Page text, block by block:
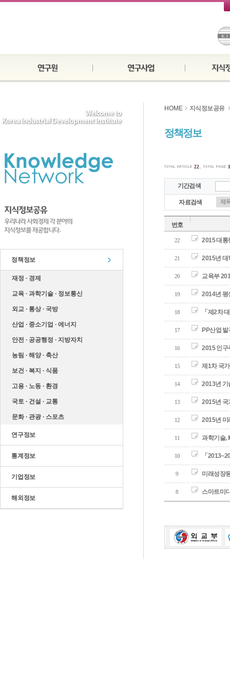
정책정보
재정 ∙ 경제
교육 ∙ 과학기술 ∙ 정보통신
외교 ∙ 통상 ∙ 국방
산업 ∙ 중소기업 ∙ 에너지
안전 ∙ 공공행정 ∙ 지방자치
농림 ∙ 해양 ∙ 축산
보건 ∙ 복지 ∙ 식품
고용 ∙ 노동 ∙ 환경
국토 ∙ 건설 ∙ 교통
문화 ∙ 관광 ∙ 스포츠
연구정보
통계정보
기업정보
해외정보
HOME 지식정보공유
정책정보
22.
기간검색
자료검색
번호
22 2015 대통
21 2015년 대
20 교육부
19 2014년 평
18 「제2차
17 PP산업
16 2015 인구
15 제1차 국
14 2013년 기
13 2015년 국
12 2015년 미
11 과학기술,
10 「
9 미래성장
8 스마트미